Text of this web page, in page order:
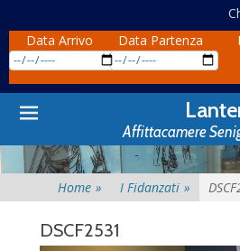
Data Arrivo
Data Partenza
Primary
Menu
Skip
to
Affittacamere
Home » I Fidanzati »
DSCF2531